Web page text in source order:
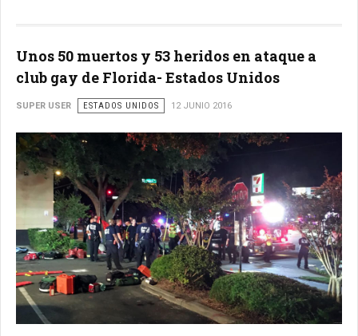
Unos 50 muertos y 53 heridos en ataque a
club gay de Florida- Estados Unidos
SUPER USER ESTADOS UNIDOS 12 JUNIO 2016